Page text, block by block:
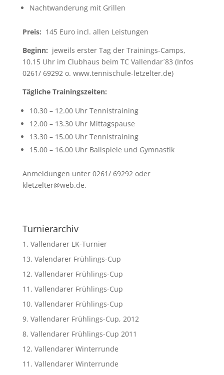
Nachtwanderung mit Grillen
Preis: 145 Euro incl. allen Leistungen
Beginn: jeweils erster Tag der Trainings-Camps,
10.15 Uhr im Clubhaus beim TC Vallendar´83 (Infos
0261/ 69292 o. www.tennischule-letzelter.de)
Tägliche Trainingszeiten:
10.30 – 12.00 Uhr Tennistraining
12.00 – 13.30 Uhr Mittagspause
13.30 – 15.00 Uhr Tennistraining
15.00 – 16.00 Uhr Ballspiele und Gymnastik
Anmeldungen unter 0261/ 69292 oder
kletzelter@web.de.
Turnierarchiv
1. Vallendarer LK-Turnier
13. Valendarer Frühlings-Cup
12. Vallendarer Frühlings-Cup
11. Vallendarer Frühlings-Cup
10. Vallendarer Frühlings-Cup
9. Vallendarer Frühlings-Cup, 2012
8. Vallendarer Frühlings-Cup 2011
12. Vallendarer Winterrunde
11. Vallendarer Winterrunde